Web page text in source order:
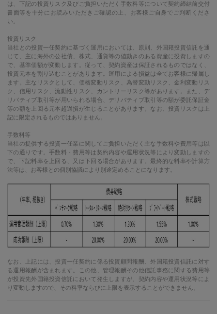
は、下記の投資リスク及びご負担いただく手数料等について契約締結前交付
書面等を十分にお読みいただきご確認の上、お客様ご自身でご判断くださ
い。
投資リスク
当社との投資一任契約に基づく運用においては、原則、外国籍投資信託を通
じて、主に海外の公社債、株式、通貨等の値動きのある資産に投資しますの
で、基準価額が変動します。従って、契約資産は保証されるものではなく、
投資元本を割り込むことがあります。運用による損益は全てお客様に帰属し
ます。主なリスクとして、価格変動リスク、為替変動リスク、金利変動リス
ク、信用リスク、流動性リスク、カントリーリスク等があります。また、デ
リバティブ取引等が用いられる場合、デリバティブ取引等の額が委託保証金
等の額を上回る元本超過損が生じることがあります。なお、投資リスクは上
記に限定されるものではありません。
手数料等
当社の提供する投資一任業に関してご負担いただく主な手数料や費用等は以
下の通りです。手数料・費用等は契約内容や運用状況等により変動しますの
で、下記料率を上回る、又は下回る場合があります。最終的な料率や計算方
法等は、お客様との個別協議により別途定めることになります。
なお、上記には、投資一任契約に係る投資顧問報酬、外国籍投資信託に対す
る運用報酬が含まれます。この他、管理報酬その他信託事務に関する費用等
が投資先外国籍投資信託において発生しますが、契約内容や運用状況等によ
り変動しますので、その料率ならびに上限を表示することができません。